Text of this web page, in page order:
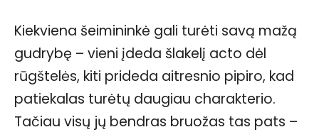
Kiekviena šeimininkė gali turėti savą mažą
gudrybę – vieni įdeda šlakelį acto dėl
rūgštelės, kiti prideda aitresnio pipiro, kad
patiekalas turėtų daugiau charakterio.
Tačiau visų jų bendras bruožas tas pats –